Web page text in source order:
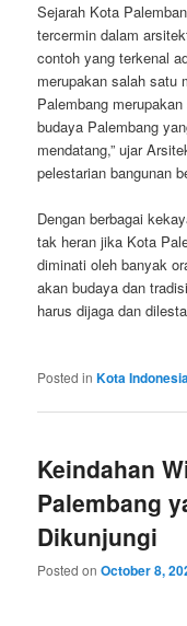
Sejarah Kota
tercermin dalam
contoh yang terkenal
merupakan salah satu
Palembang
budaya Palembang
mendatang,” ujar
pelestarian bangunan
Dengan berbagai
tak heran jika Kota
diminati oleh banyak
akan budaya dan
harus dijaga dan
Posted in Kota
Keindahan
Palembang
Dikunjungi
Posted onOctober 8,